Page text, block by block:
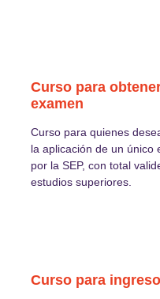
Curso para
examen
Curso para quienes
la aplicación de un único
por la SEP, con total
estudios superiores.
Curso para